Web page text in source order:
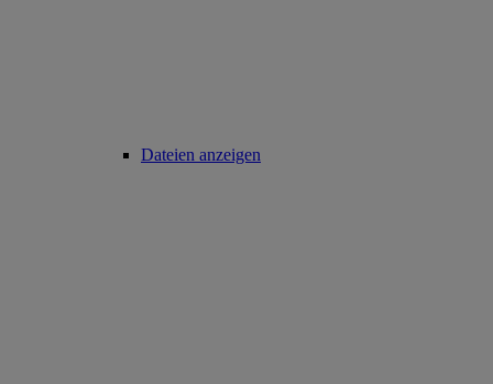
Dateien anzeigen